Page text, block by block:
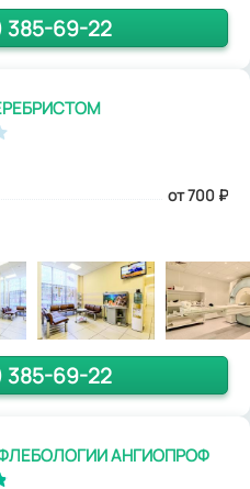
385-69-22
от 700 ₽
385-69-22
АНГИОПРОФ